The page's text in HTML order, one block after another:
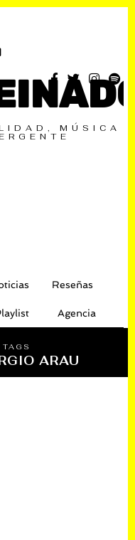
MÚSICA
Reseñas
Agencia
ARAU